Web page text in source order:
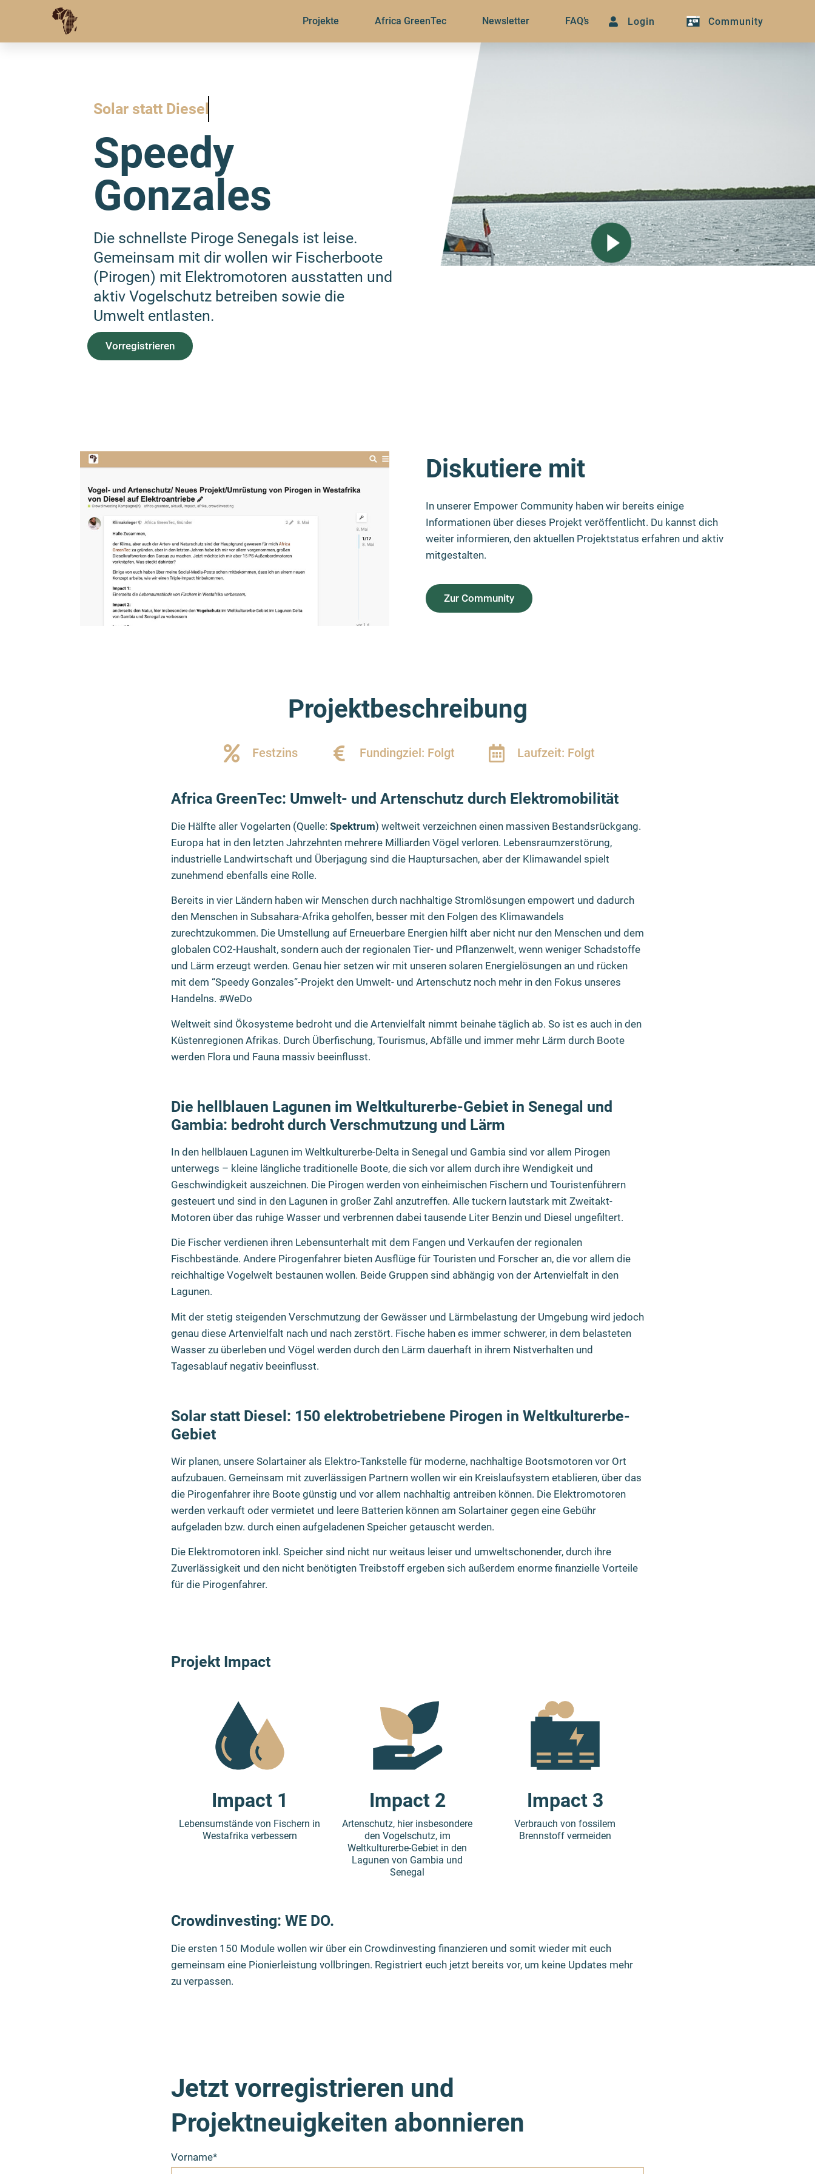
Projekte Africa GreenTec Newsletter FAQ’s Login Community
Solar statt Diesel
Speedy
Gonzales
Die schnellste Piroge Senegals ist leise.
Gemeinsam mit dir wollen wir Fischerboote
(Pirogen) mit Elektromotoren ausstatten und
aktiv Vogelschutz betreiben sowie die
Umwelt entlasten.
Vorregistrieren
Diskutiere mit
In unserer Empower Community haben wir bereits einige
Informationen über dieses Projekt veröffentlicht. Du kannst dich
weiter informieren, den aktuellen Projektstatus erfahren und aktiv
mitgestalten.
Zur Community
Projektbeschreibung
Festzins Fundingziel: Folgt Laufzeit: Folgt
Africa GreenTec: Umwelt- und Artenschutz durch Elektromobilität
Die Hälfte aller Vogelarten (Quelle: Spektrum) weltweit verzeichnen einen massiven Bestandsrückgang.
Europa hat in den letzten Jahrzehnten mehrere Milliarden Vögel verloren. Lebensraumzerstörung,
industrielle Landwirtschaft und Überjagung sind die Hauptursachen, aber der Klimawandel spielt
zunehmend ebenfalls eine Rolle.
Bereits in vier Ländern haben wir Menschen durch nachhaltige Stromlösungen empowert und dadurch
den Menschen in Subsahara-Afrika geholfen, besser mit den Folgen des Klimawandels
zurechtzukommen. Die Umstellung auf Erneuerbare Energien hilft aber nicht nur den Menschen und dem
globalen CO2-Haushalt, sondern auch der regionalen Tier- und Pflanzenwelt, wenn weniger Schadstoffe
und Lärm erzeugt werden. Genau hier setzen wir mit unseren solaren Energielösungen an und rücken
mit dem “Speedy Gonzales”-Projekt den Umwelt- und Artenschutz noch mehr in den Fokus unseres
Handelns. #WeDo
Weltweit sind Ökosysteme bedroht und die Artenvielfalt nimmt beinahe täglich ab. So ist es auch in den
Küstenregionen Afrikas. Durch Überfischung, Tourismus, Abfälle und immer mehr Lärm durch Boote
werden Flora und Fauna massiv beeinflusst.
Die hellblauen Lagunen im Weltkulturerbe-Gebiet in Senegal und
Gambia: bedroht durch Verschmutzung und Lärm
In den hellblauen Lagunen im Weltkulturerbe-Delta in Senegal und Gambia sind vor allem Pirogen
unterwegs – kleine längliche traditionelle Boote, die sich vor allem durch ihre Wendigkeit und
Geschwindigkeit auszeichnen. Die Pirogen werden von einheimischen Fischern und Touristenführern
gesteuert und sind in den Lagunen in großer Zahl anzutreffen. Alle tuckern lautstark mit Zweitakt-
Motoren über das ruhige Wasser und verbrennen dabei tausende Liter Benzin und Diesel ungefiltert.
Die Fischer verdienen ihren Lebensunterhalt mit dem Fangen und Verkaufen der regionalen
Fischbestände. Andere Pirogenfahrer bieten Ausflüge für Touristen und Forscher an, die vor allem die
reichhaltige Vogelwelt bestaunen wollen. Beide Gruppen sind abhängig von der Artenvielfalt in den
Lagunen.
Mit der stetig steigenden Verschmutzung der Gewässer und Lärmbelastung der Umgebung wird jedoch
genau diese Artenvielfalt nach und nach zerstört. Fische haben es immer schwerer, in dem belasteten
Wasser zu überleben und Vögel werden durch den Lärm dauerhaft in ihrem Nistverhalten und
Tagesablauf negativ beeinflusst.
Solar statt Diesel: 150 elektrobetriebene Pirogen in Weltkulturerbe-
Gebiet
Wir planen, unsere Solartainer als Elektro-Tankstelle für moderne, nachhaltige Bootsmotoren vor Ort
aufzubauen. Gemeinsam mit zuverlässigen Partnern wollen wir ein Kreislaufsystem etablieren, über das
die Pirogenfahrer ihre Boote günstig und vor allem nachhaltig antreiben können. Die Elektromotoren
werden verkauft oder vermietet und leere Batterien können am Solartainer gegen eine Gebühr
aufgeladen bzw. durch einen aufgeladenen Speicher getauscht werden.
Die Elektromotoren inkl. Speicher sind nicht nur weitaus leiser und umweltschonender, durch ihre
Zuverlässigkeit und den nicht benötigten Treibstoff ergeben sich außerdem enorme finanzielle Vorteile
für die Pirogenfahrer.
Projekt Impact
Impact 1
Lebensumstände von Fischern in
Westafrika verbessern
Impact 2
Artenschutz, hier insbesondere
den Vogelschutz, im
Weltkulturerbe-Gebiet in den
Lagunen von Gambia und
Senegal
Impact 3
Verbrauch von fossilem
Brennstoff vermeiden
Crowdinvesting: WE DO.
Die ersten 150 Module wollen wir über ein Crowdinvesting finanzieren und somit wieder mit euch
gemeinsam eine Pionierleistung vollbringen. Registriert euch jetzt bereits vor, um keine Updates mehr
zu verpassen.
Jetzt vorregistrieren und
Projektneuigkeiten abonnieren
Vorname*